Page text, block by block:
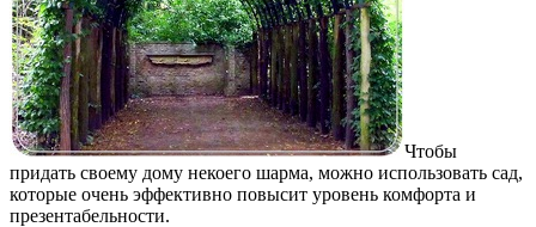
Чтобы
придать своему дому некоего шарма, можно использовать сад,
которые очень эффективно повысит уровень комфорта и
презентабельности.